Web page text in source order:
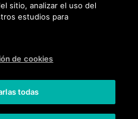
Distribuidores
legal
sitio, analizar el uso del
estudios para
de cookies
todas